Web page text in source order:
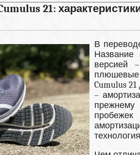
21:
В
версией
плюшевые
Cumulus
–